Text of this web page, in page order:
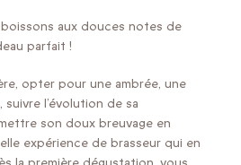
aux douces notes de
parfait !
opter pour une ambrée, une
l’évolution de sa
son doux breuvage en
expérience de brasseur qui en